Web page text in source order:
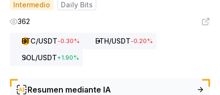
Intermedio
Daily Bits
362
BTC/USDT-0.30% ETH/USDT-0.20%
SOL/USDT+1.90%
Resumen mediante IA